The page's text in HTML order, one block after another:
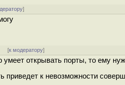
]
[к модератору]
открывать порты, то ему
приведет к невозможности